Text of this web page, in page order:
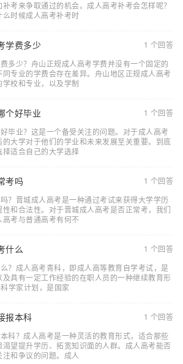
考来争取通过的机会。成人高考补考会怎样呢？
时候成人高考补考时
学费多少
1 个回答
多少？舟山正规成人高考学费并没有一个固定的
专业的学费会存在差异。舟山地区正规成人高考
校和专业，以及学制
个好毕业
1 个回答
毕业？这是一个备受关注的问题。对于成人高考
大学对于他们的学业和未来发展至关重要。到底
适合自己的大学选择
考吗
1 个回答
？晋城成人高考是一种通过考试来获得大学学历
和合法性。对于晋城成人高考是否正常考，我们
考与普通高考有何不
什么
1 个回答
？成人高考青科，即成人高等教育自学考试，是
具有一定工作经验的在职人员的一种继续教育形
学家计划，是国家
报本科
1 个回答
科？成人高考是一种灵活的教育形式，适合那些
望提升学历、拓宽知识面的人群。成人高考能否
和争议的问题。成人